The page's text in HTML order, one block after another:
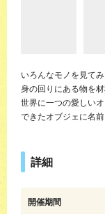
いろんなモノを見て
身の回りにある物を
世界に一つの愛しい
できたオブジェに名
詳細
開催期間